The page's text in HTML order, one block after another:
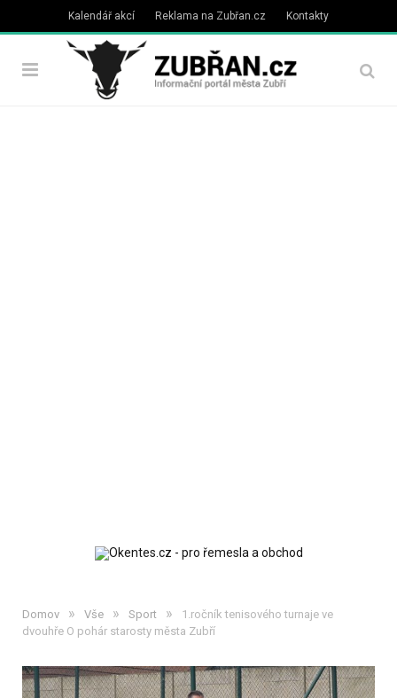
Kalendář akcí Reklama na Zubřan.cz Kontakty
Domov » Vše » Sport »
1.ročník tenisového turnaje ve
dvouhře O pohár starosty města Zubří